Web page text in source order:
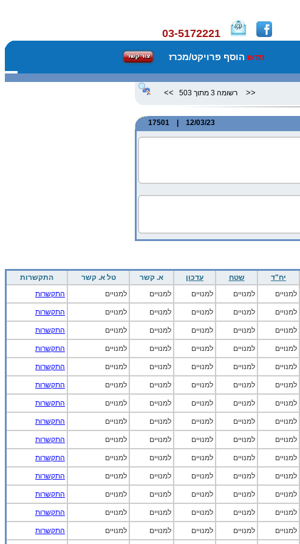
03-5172221
חדש הוסף פרויקט/מכרז
<< רשומה 3 מתוך 503 >>
12/03/23 | 17501
יח"ד שטח עדכון א. קשר טל א. קשר
התקשרות
למנויים למנויים למנויים למנויים למנויים התקשרות
למנויים למנויים למנויים למנויים למנויים התקשרות
למנויים למנויים למנויים למנויים למנויים התקשרות
למנויים למנויים למנויים למנויים למנויים התקשרות
למנויים למנויים למנויים למנויים למנויים התקשרות
למנויים למנויים למנויים למנויים למנויים התקשרות
למנויים למנויים למנויים למנויים למנויים התקשרות
למנויים למנויים למנויים למנויים למנויים התקשרות
למנויים למנויים למנויים למנויים למנויים התקשרות
למנויים למנויים למנויים למנויים למנויים התקשרות
למנויים למנויים למנויים למנויים למנויים התקשרות
למנויים למנויים למנויים למנויים למנויים התקשרות
למנויים למנויים למנויים למנויים למנויים התקשרות
למנויים למנויים למנויים למנויים למנויים התקשרות